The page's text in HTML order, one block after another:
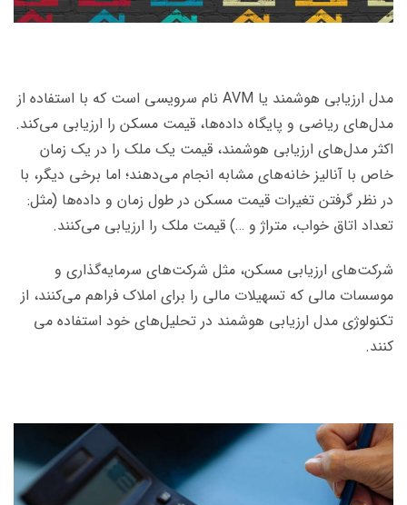
مدل ارزیابی هوشمند یا AVM نام سرویسی است که با استفاده از
مدل‌های ریاضی و پایگاه داده­‌ها، قیمت مسکن را ارزیابی می‌­کند.
اکثر مدل‌­های ارزیابی هوشمند، قیمت یک ملک را در یک زمان
خاص با آنالیز خانه‌­های مشابه انجام می‌دهند؛ اما برخی دیگر، با
در نظر گرفتن تغیرات قیمت مسکن در طول زمان و داده‌ها (مثل:
تعداد اتاق خواب، متراژ و …) قیمت ملک را ارزیابی می‌کنند.
شرکت‌­های ارزیابی مسکن، مثل شرکت­‌های سرمایه‌­گذاری و
موسسات مالی که تسهیلات مالی را برای املاک فراهم می­‌کنند، از
تکنولوژی مدل ارزیابی هوشمند در تحلیل‌­های خود استفاده می­‌
کنند.